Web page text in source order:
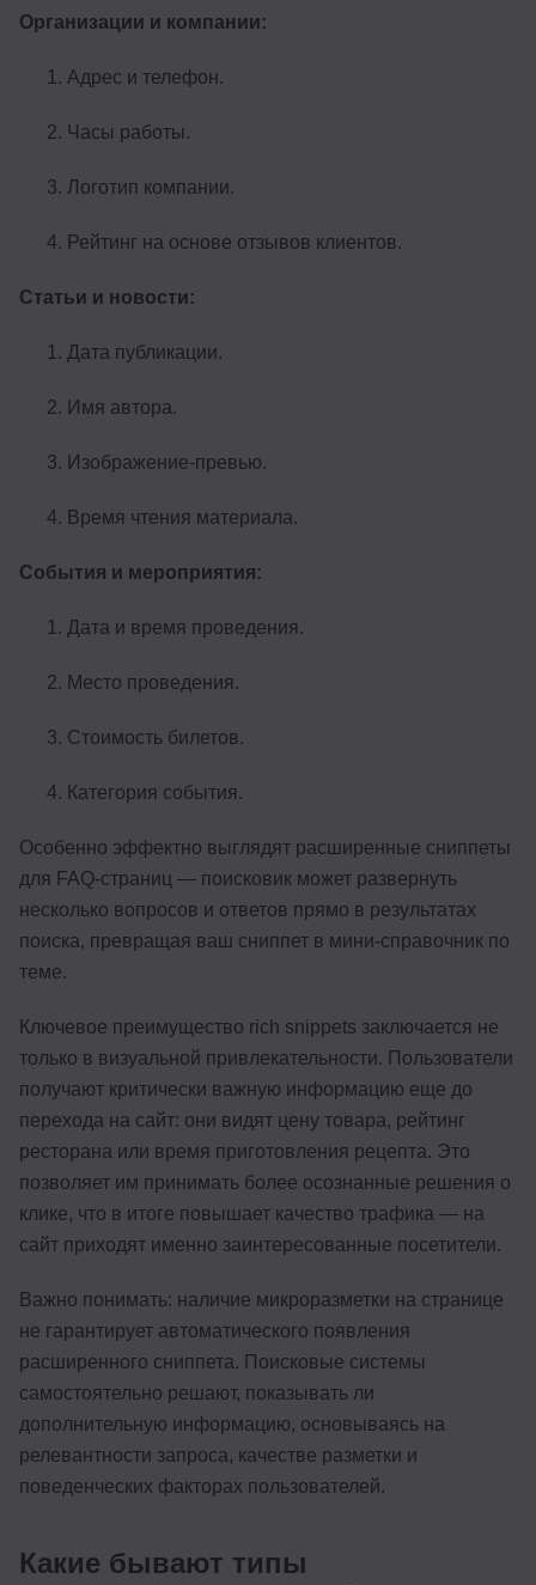
Организации и компании:
Адрес и телефон.
Часы работы.
Логотип компании.
Рейтинг на основе отзывов клиентов.
Статьи и новости:
Дата публикации.
Имя автора.
Изображение-превью.
Время чтения материала.
События и мероприятия:
Дата и время проведения.
Место проведения.
Стоимость билетов.
Категория события.
Особенно эффектно выглядят расширенные сниппеты
для FAQ-страниц — поисковик может развернуть
несколько вопросов и ответов прямо в результатах
поиска, превращая ваш сниппет в мини-справочник по
теме.
Ключевое преимущество rich snippets заключается не
только в визуальной привлекательности. Пользователи
получают критически важную информацию еще до
перехода на сайт: они видят цену товара, рейтинг
ресторана или время приготовления рецепта. Это
позволяет им принимать более осознанные решения о
клике, что в итоге повышает качество трафика — на
сайт приходят именно заинтересованные посетители.
Важно понимать: наличие микроразметки на странице
не гарантирует автоматического появления
расширенного сниппета. Поисковые системы
самостоятельно решают, показывать ли
дополнительную информацию, основываясь на
релевантности запроса, качестве разметки и
поведенческих факторах пользователей.
Какие бывают типы